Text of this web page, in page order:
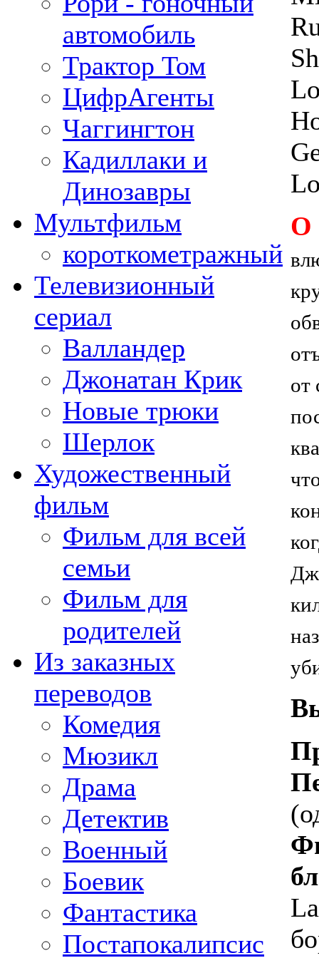
автомобиль
Трактор Том
ЦифрАгенты
Чаггингтон
Кадиллаки и
Динозавры
Мультфильм
короткометражный
Телевизионный
сериал
Валландер
Джонатан Крик
Новые трюки
Шерлок
Художественный
фильм
Фильм для всей
семьи
Фильм для
родителей
Из заказных
переводов
Комедия
Мюзикл
Драма
Детектив
Военный
Боевик
Фантастика
Постапокалипсис
О
от